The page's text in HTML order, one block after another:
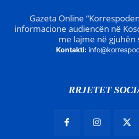
Gazeta Online
informacione audiencën në
me lajme në gjuhën
Kontakti:
RRJETET